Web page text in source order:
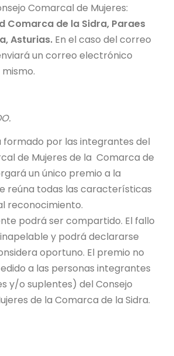
Comarcal de Mujeres:
Comarca de la Sidra, Paraes
Asturias. En el caso del correo
un correo electrónico
formado por las integrantes del
de Mujeres de la Comarca de
un único premio a la
reúna todas las características
reconocimiento.
podrá ser compartido. El fallo
y podrá declararse
oportuno. El premio no
a las personas integrantes
y/o suplentes) del Consejo
de la Comarca de la Sidra.